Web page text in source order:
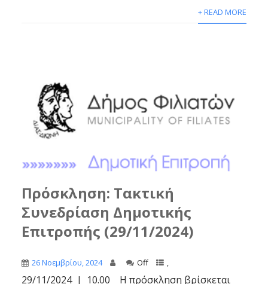
+ READ MORE
Πρόσκληση: Τακτική
Συνεδρίαση Δημοτικής
Επιτροπής (29/11/2024)
26 Νοεμβρίου, 2024 Off ,
29/11/2024 | 10.00 Η πρόσκληση βρίσκεται